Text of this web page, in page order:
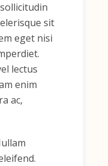
sit
eget nisi
lectus
enim
ac,